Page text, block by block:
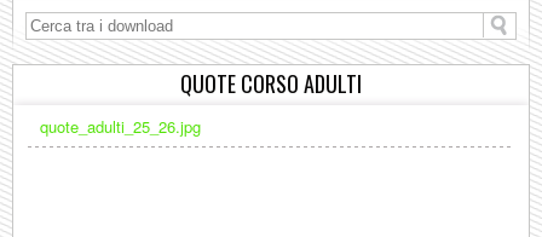
QUOTE CORSO ADULTI
quote_adulti_25_26.jpg